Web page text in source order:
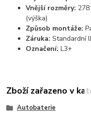
Vnější rozměry:
(výška)
Způsob montáže:
Záruka: Standardní
Označení:L3+
Zboží zařazeno v
Autobaterie